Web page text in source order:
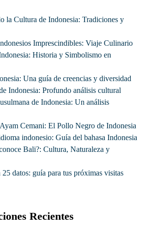
la Cultura de Indonesia: Tradiciones y
Imprescindibles: Viaje Culinario
Historia y Simbolismo en
Una guía de creencias y diversidad
Indonesia: Profundo análisis cultural
de Indonesia: Un análisis
Cemani: El Pollo Negro de Indonesia
indonesio: Guía del bahasa Indonesia
Bali?: Cultura, Naturaleza y
25 datos: guía para tus próximas visitas
Recientes